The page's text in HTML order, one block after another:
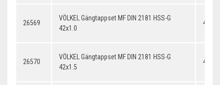
26569
VÖLKEL Gängtappset MF DIN 2181 HSS-G
42x1.0
26570
VÖLKEL Gängtappset MF DIN 2181 HSS-G
42x1.5